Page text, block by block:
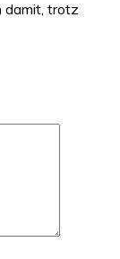
damit, trotz